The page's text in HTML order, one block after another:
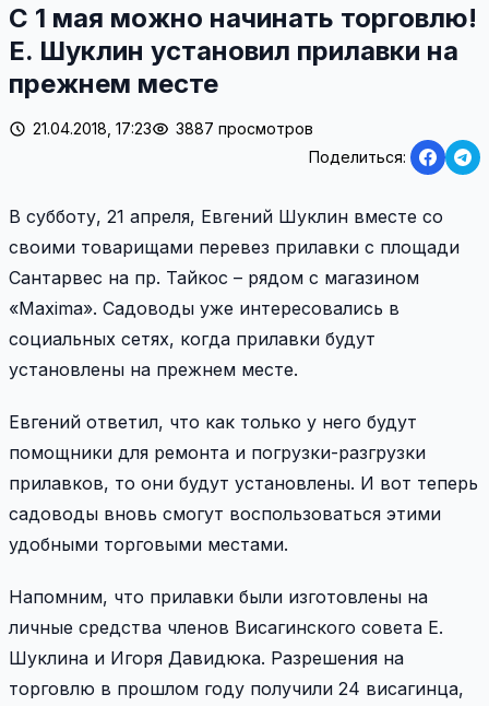
С 1 мая можно начинать торговлю!
Е. Шуклин установил прилавки на
прежнем месте
21.04.2018, 17:23
3887 просмотров
Поделиться:
В субботу, 21 апреля, Евгений Шуклин вместе со
своими товарищами перевез прилавки с площади
Сантарвес на пр. Тайкос – рядом с магазином
«Maxima». Садоводы уже интересовались в
социальных сетях, когда прилавки будут
установлены на прежнем месте.
Евгений ответил, что как только у него будут
помощники для ремонта и погрузки-разгрузки
прилавков, то они будут установлены. И вот теперь
садоводы вновь смогут воспользоваться этими
удобными торговыми местами.
Напомним, что прилавки были изготовлены на
личные средства членов Висагинского совета Е.
Шуклина и Игоря Давидюка. Разрешения на
торговлю в прошлом году получили 24 висагинца,